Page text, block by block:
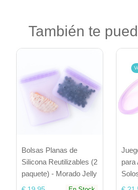
También te
Bolsas Planas de
Silicona Reutilizables (2
paquete) - Morado Jelly
para